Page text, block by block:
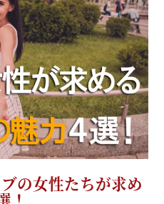
の女性たちが求め
！